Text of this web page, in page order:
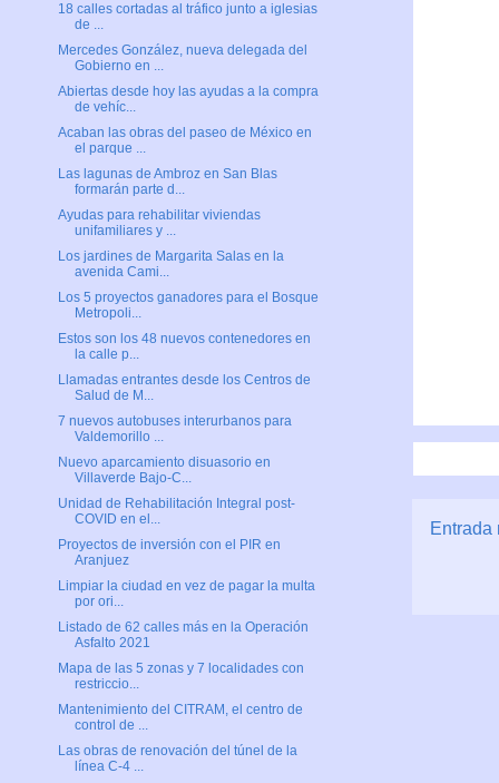
Entrada
18 calles cortadas al tráfico junto a iglesias
de ...
Mercedes González, nueva delegada del
Gobierno en ...
Abiertas desde hoy las ayudas a la compra
de vehíc...
Acaban las obras del paseo de México en
el parque ...
Las lagunas de Ambroz en San Blas
formarán parte d...
Ayudas para rehabilitar viviendas
unifamiliares y ...
Los jardines de Margarita Salas en la
avenida Cami...
Los 5 proyectos ganadores para el Bosque
Metropoli...
Estos son los 48 nuevos contenedores en
la calle p...
Llamadas entrantes desde los Centros de
Salud de M...
7 nuevos autobuses interurbanos para
Valdemorillo ...
Nuevo aparcamiento disuasorio en
Villaverde Bajo-C...
Unidad de Rehabilitación Integral post-
COVID en el...
Proyectos de inversión con el PIR en
Aranjuez
Limpiar la ciudad en vez de pagar la multa
por ori...
Listado de 62 calles más en la Operación
Asfalto 2021
Mapa de las 5 zonas y 7 localidades con
restriccio...
Mantenimiento del CITRAM, el centro de
control de ...
Las obras de renovación del túnel de la
línea C-4 ...